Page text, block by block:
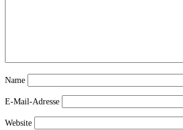
Name
E-Mail-Adresse
Website